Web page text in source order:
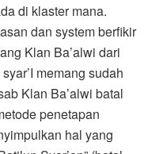
di klaster mana.
dan system berfikir
Klan Ba’alwi dari
memang sudah
Klan Ba’alwi batal
penetapan
hal yang